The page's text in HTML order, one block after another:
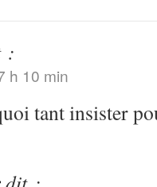
:
h 10 min
tant insister